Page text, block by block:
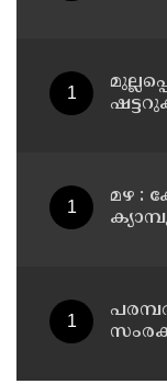
മഴ :